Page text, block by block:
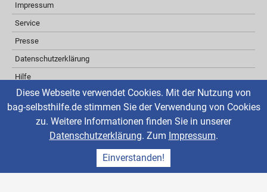
Diese Webseite verwendet Cookies. Mit der Nutzung von
bag-selbsthilfe.de stimmen Sie der Verwendung von Cookies
zu. Weitere Informationen finden Sie in unserer
Datenschutzerklärung. Zum Impressum.
Einverstanden!
Impressum
Service
Presse
Datenschutzerklärung
Hilfe
Barrierefreiheit
Inhaltsverzeichnis
Über ReadSpeaker